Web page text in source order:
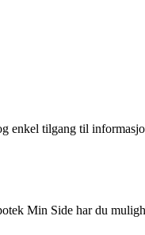
enkel tilgang til
Min Side har du